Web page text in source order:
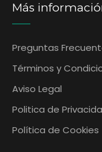
Más
Preguntas
‎Términos y
Aviso Legal
Politica de
Política de Cookies